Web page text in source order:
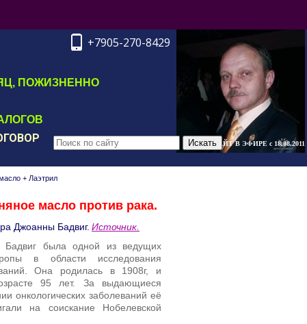
САЙТ В ЭФИРЕ c 18.08.2011
+7905-270-8429
ПОЖИЗНЕННО
+ Лаэтрил
масло против рака.
Джоанны Бадвиг. Источник
Бадвиг была одной из ведущих
в области исследования
Она родилась в 1908г, и
95 лет. За выдающиеся
онкологических заболеваний её
на соискание Нобелевской